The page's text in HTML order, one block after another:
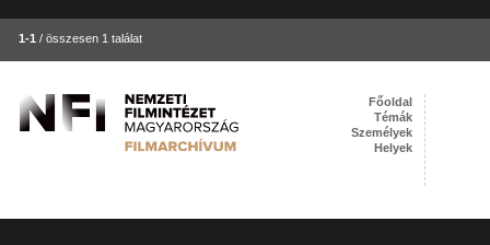
1-1 / összesen 1 találat
Főoldal
Témák
Személyek
Helyek